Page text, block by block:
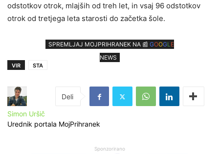
odstotkov otrok, mlajših od treh let, in vsaj 96 odstotkov
otrok od tretjega leta starosti do začetka šole.
SPREMLJAJ MOJPRIHRANEK NA 📰 GOOGLE
NEWS
VIR STA
Simon Uršič
Urednik portala MojPrihranek
Sponzorirano